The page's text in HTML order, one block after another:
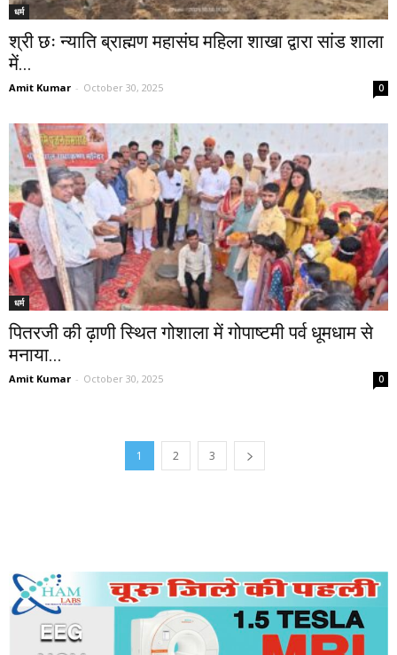
धर्म
श्री छः न्याति ब्राह्मण महासंघ महिला शाखा द्वारा सांड शाला
में...
Amit Kumar - October 30, 2025 0
धर्म
पितरजी की ढ़ाणी स्थित गोशाला में गोपाष्टमी पर्व धूमधाम से
मनाया...
Amit Kumar - October 30, 2025 0
1 2 3